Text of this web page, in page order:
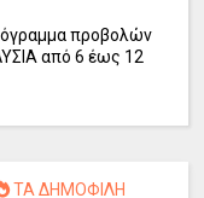
προβολών
από 6 έως 12
ΤΑ ΔΗΜΟΦΙΛΗ